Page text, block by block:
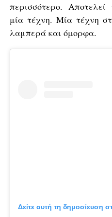
περισσότερο.
μία τέχνη. Μία τέχνη
λαμπερά και όμορφα.
Δείτε αυτή τη δημοσίευση